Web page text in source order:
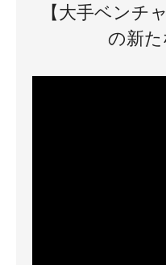
【大手ベンチ
の新